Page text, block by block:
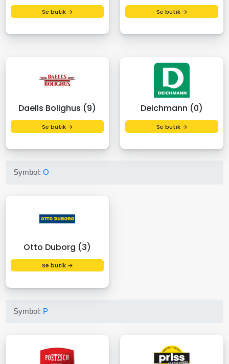
Se butik → Se butik →
Daells Bolighus (9)
Se butik →
Deichmann (0)
Se butik →
Symbol:O
Otto Duborg (3)
Se butik →
Symbol: P